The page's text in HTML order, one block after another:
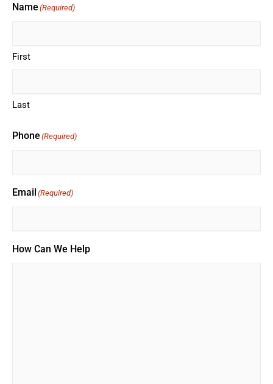
Name (Required)
First
Last
Phone (Required)
Email (Required)
How Can We Help